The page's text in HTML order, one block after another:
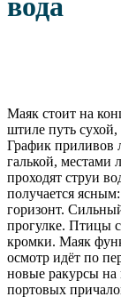
Маяк стоит на
штиле путь
График приливов
галькой, местами
проходят струи
получается
горизонт.
прогулке. Птицы
кромки. Маяк
осмотр идёт по
новые ракурсы на
портовых